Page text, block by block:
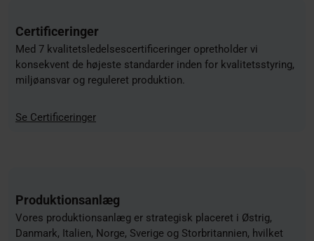
Certificeringer
Med 7 kvalitetsledelsescertificeringer opretholder vi
konsekvent de højeste standarder inden for kvalitetsstyring,
miljøansvar og reguleret produktion.
Se Certificeringer
Produktionsanlæg
Vores produktionsanlæg er strategisk placeret i Østrig,
Danmark, Italien, Norge, Sverige og Storbritannien, hvilket